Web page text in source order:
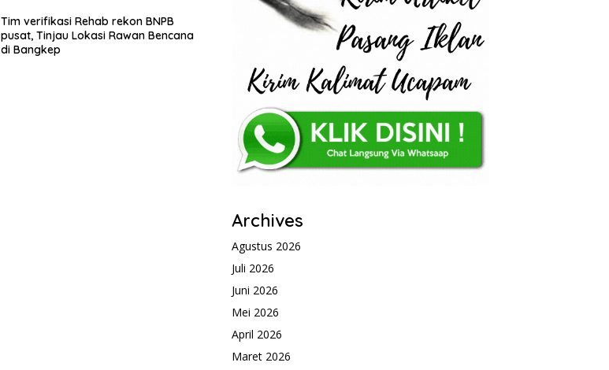
Tim verifikasi Rehab rekon BNPB
pusat, Tinjau Lokasi Rawan Bencana
di Bangkep
Archives
Agustus 2026
Juli 2026
Juni 2026
Mei 2026
April 2026
Maret 2026